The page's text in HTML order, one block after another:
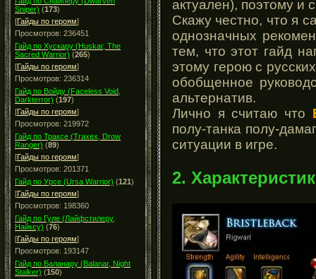
Sniper) (173)
[Гайды по героям]
Просмотров: 236451
Гайд по Хускару (Huskar, The
Sacred Warrior) (265)
[Гайды по героям]
Просмотров: 236314
Гайд по Войду (Faceless Void,
Darkterror) (197)
[Гайды по героям]
Просмотров: 219972
Гайд по Траксе (Traxex, Drow
Ranger) (89)
[Гайды по героям]
Просмотров: 201371
Гайд по Урсе (Ursa Warrior) (121)
[Гайды по героям]
Просмотров: 198360
Гайд по Гуле (Лайфстилеру,
Найксу) (76)
[Гайды по героям]
Просмотров: 193147
Гайд по Баланару (Balanar, Night
Stalker) (150)
актуален), поэтому и
Скажу честно, что я
однозначных
тем, что этот гайд
этому герою с
обобщенное
альтернатив.
Лично я считаю что
полу-танка полу-
ситуации в игре.
2.